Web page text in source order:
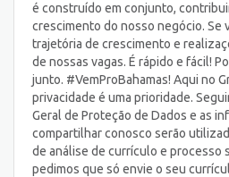
é construído em conjunto,
crescimento do nosso negócio. Se
trajetória de crescimento e
de nossas vagas. É rápido e fácil!
junto. #VemProBahamas! Aqui no
privacidade é uma prioridade.
Geral de Proteção de Dados e as
compartilhar conosco serão
de análise de currículo e processo
pedimos que só envie o seu